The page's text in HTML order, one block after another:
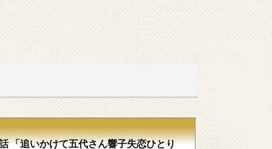
「追いかけて五代さん響子失恋ひとり